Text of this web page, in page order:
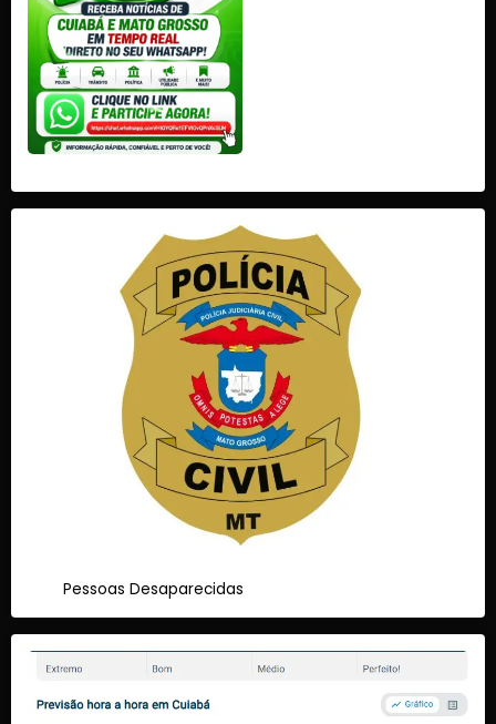
Pessoas Desaparecidas